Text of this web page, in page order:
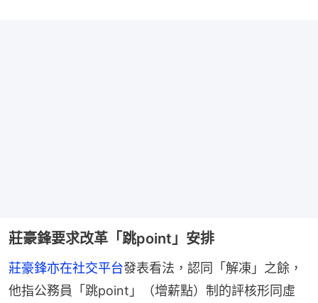
莊豪鋒要求改革「跳point」安排
莊豪鋒亦在社交平台發表看法，認同「解凍」之餘，
他指公務員「跳point」（增薪點）制的評核形同虛